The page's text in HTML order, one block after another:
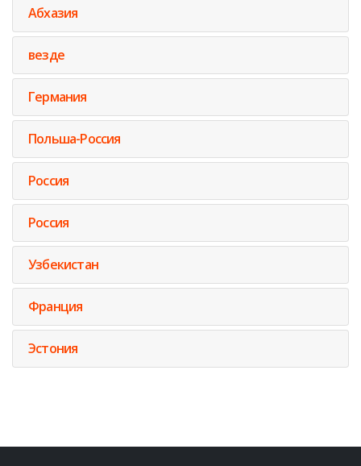
Абхазия
везде
Германия
Польша-Россия
Россия
Россия
Узбекистан
Франция
Эстония